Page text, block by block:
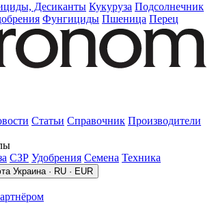
Десиканты Кукуруза Подсолнечник
Фунгициды Пшеница Перец
Статьи Справочник Производители
СЗР Удобрения Семена Техника
Украина · RU · EUR